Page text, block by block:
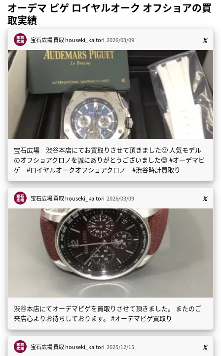
オーデマ ピゲ ロイヤルオーク オフショアの買
取実績
宝石広場 買取houseki_kaitori 2026/03/09
宝石広場 渋谷本店にてお買取りさせて頂きました🙂 人気モデル
のオフショアクロノを誠にありがとうございました😊 #オーデマピ
ゲ #ロイヤルオークオフショアクロノ #渋谷時計買取り
宝石広場 買取houseki_kaitori 2026/03/09
渋谷本店にてオーデマピゲを買取りさせて頂きました。 またのご
来店心よりお待ちしております。 #オーデマピゲ買取り
宝石広場 買取houseki_kaitori 2025/12/15